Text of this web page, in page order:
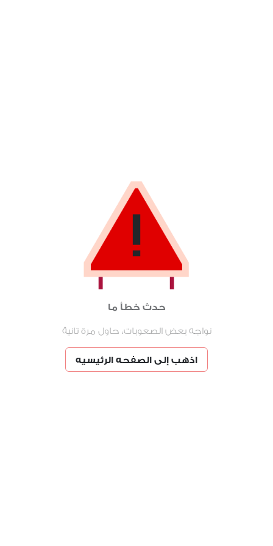
حدث خطأ ما
نواجه بعض الصعوبات، حاول مرة تانية
اذهب إلى الصفحه الرئيسيه